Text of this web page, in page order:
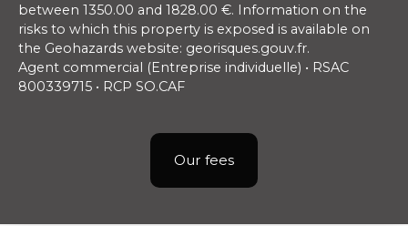
between 1350.00 and 1828.00 €. Information on the
risks to which this property is exposed is available on
the Geohazards website: georisques.gouv.fr.
Agent commercial (Entreprise individuelle) • RSAC
800339715 • RCP SO.CAF
Our fees